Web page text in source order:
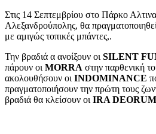
Στις 14 Σεπτεμβρίου στο Πάρκο
Αλεξανδρούπολης, θα
με αμιγώς τοπικές μπάντες,.
Την βραδιά α ανοίξουν οι SILENT
πάρουν οι MORRA στην παρθενική
ακολουθήσουν οι INDOMINANCE
πραγματοποιήσουν την πρώτη τους
βραδιά θα κλείσουν οι IRA DEORUM